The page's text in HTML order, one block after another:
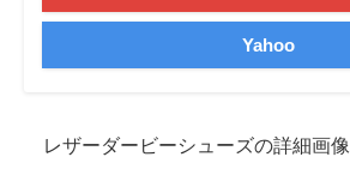
Yahoo
レザーダービーシューズの詳細画